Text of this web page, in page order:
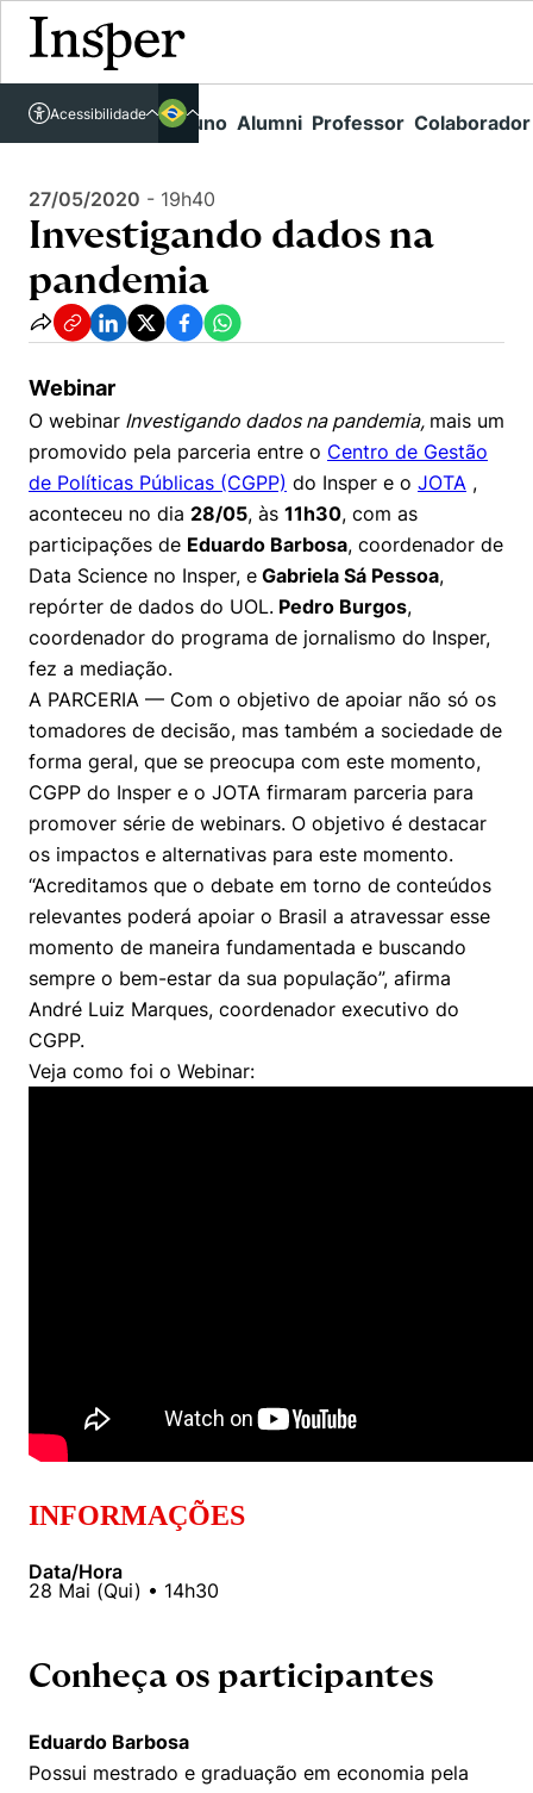
Links rápidos Aluno Alumni Professor Colaborador
Acessibilidade
Acessível em libras
Vestibular
Graduação
Todas as Engenharias
Engenharia de Computação
Engenharia de Produção
Engenharia Mecatrônica
Pós-Graduação
Economia
Finanças
Negócios
Políticas Públicas
Educação Executiva
Busca por Áreas de Conhecimento
Quem Somos
Campus
Student Life
Núcleo de Carreiras
Hub de Inovação e Empreendedorismo
Como funciona
Prêmio Duda Ermírio de Moraes
Como funciona
Resolução Eficaz de Problemas
Oportunidade de Negócios
Women in Action
Sala de Imprensa
Comunidade Transforme
Missão
Lista de doadores
Pesquisa
Pesquisa no Insper
Centros de Conhecimento
Cátedras
Centro de Dados e IA
Biblioteca Telles
Repositório Institucional
Pesquisa na Graduação
Seminários Acadêmicos
Comitê de Ética em Pesquisa
Eventos
Notícias
Youtube
Instagram
Linkedin
Unidades Acadêmicas
Gestão e Economia
Engenharia e Ciência da Computação
Corpo Docente
Busca por docentes
Áreas de Conhecimento
Prêmios de Excelência
Ensino e aprendizagem
Fale Conosco
Atendimento
Visite o Insper
Canal de Ética
Ouvidoria
Portal da Privacidade
Insper - Home Page\Agenda de Eventos - arquivo \
Investigando dados na pandemia
27/05/2020 - 19h40
Investigando dados na
pandemia
Webinar
O webinar Investigando dados na pandemia, mais um
promovido pela parceria entre o Centro de Gestão
de Políticas Públicas (CGPP) do Insper e o JOTA ,
aconteceu no dia 28/05, às 11h30, com as
participações de Eduardo Barbosa, coordenador de
Data Science no Insper, e Gabriela Sá Pessoa,
repórter de dados do UOL. Pedro Burgos,
coordenador do programa de jornalismo do Insper,
fez a mediação.
A PARCERIA — Com o objetivo de apoiar não só os
tomadores de decisão, mas também a sociedade de
forma geral, que se preocupa com este momento,
CGPP do Insper e o JOTA firmaram parceria para
promover série de webinars. O objetivo é destacar
os impactos e alternativas para este momento.
“Acreditamos que o debate em torno de conteúdos
relevantes poderá apoiar o Brasil a atravessar esse
momento de maneira fundamentada e buscando
sempre o bem-estar da sua população”, afirma
André Luiz Marques, coordenador executivo do
CGPP.
Veja como foi o Webinar:
INFORMAÇÕES
Data/Hora
28 Mai (Qui) • 14h30
Conheça os participantes
Eduardo Barbosa
Possui mestrado e graduação em economia pela